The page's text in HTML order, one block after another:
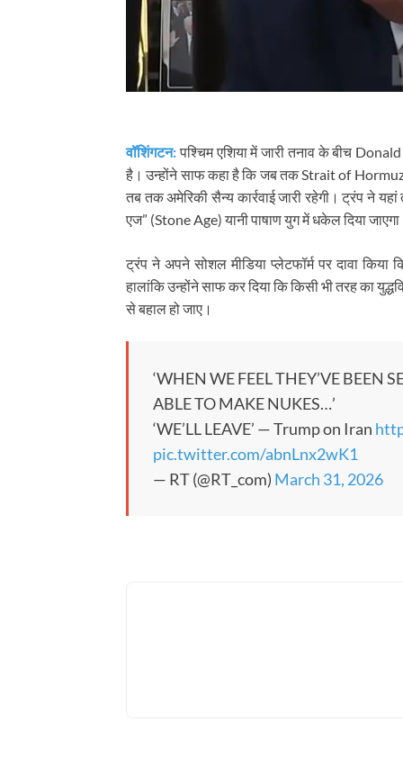
वॉशिंगटन:पश्चिम एशिया में जारी तनाव के बीच
है। उन्होंने साफ कहा है कि जब तकStrait of
तब तक अमेरिकी सैन्य कार्रवाई जारी रहेगी। ट्रंप ने
एज” (Stone Age) यानी पाषाण युग में धकेल दिया
ट्रंप ने अपने सोशल मीडिया प्लेटफॉर्म पर दावा
हालांकि उन्होंने साफ कर दिया कि किसी भी तरह का
से बहाल हो जाए।
‘WHEN WE FEEL THEY’VE BEEN
ABLE TO MAKE NUKES…’
‘WE’LL LEAVE’ — Trump on Iran
pic.twitter.com/abnLnx2wK1
— RT (@RT_com) March 31, 2026